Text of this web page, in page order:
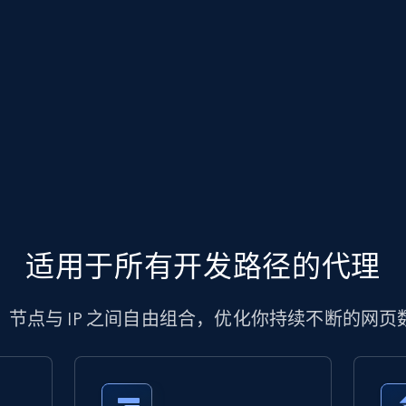
适用于所有开发路径的代理
节点与 IP 之间自由组合，优化你持续不断的网页